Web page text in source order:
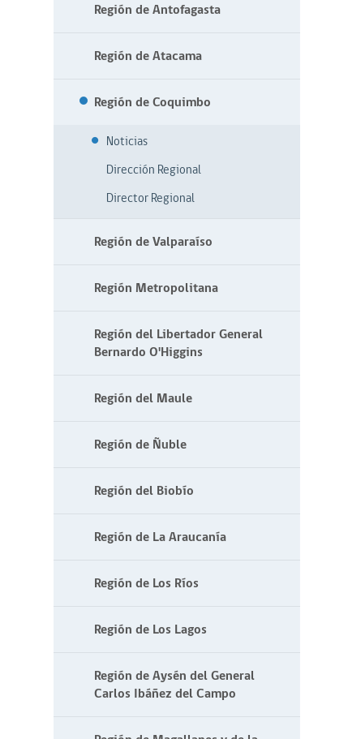
Región de Antofagasta
Región de Atacama
Región de Coquimbo
Noticias
Dirección Regional
Director Regional
Región de Valparaíso
Región Metropolitana
Región del Libertador General
Bernardo O'Higgins
Región del Maule
Región de Ñuble
Región del Biobío
Región de La Araucanía
Región de Los Ríos
Región de Los Lagos
Región de Aysén del General
Carlos Ibáñez del Campo